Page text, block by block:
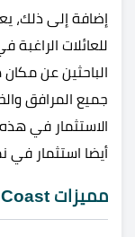
إضافة إلى ذلك،
للعائلات
الباحثين عن
جميع المرافق
الاستثمار في
أيضا استثمار في
مميزات Bo Sands North Coast